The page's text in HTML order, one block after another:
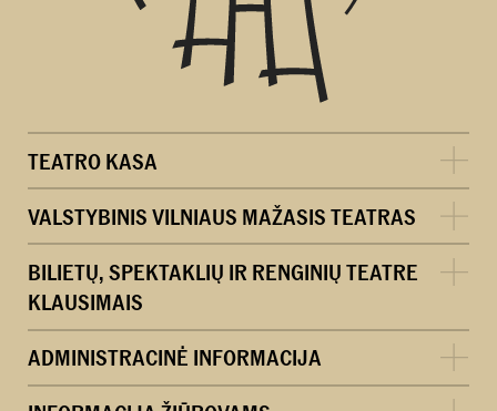
TEATRO KASA
VALSTYBINIS VILNIAUS MAŽASIS TEATRAS
BILIETŲ, SPEKTAKLIŲ IR RENGINIŲ TEATRE
KLAUSIMAIS
ADMINISTRACINĖ INFORMACIJA